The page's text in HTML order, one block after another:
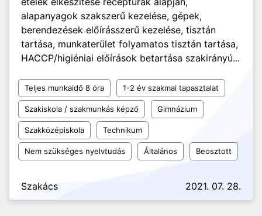
alapanyagok szakszerű kezelése, gépek,
berendezések előírásszerű kezelése, tisztán
tartása, munkaterület folyamatos tisztán tartása,
HACCP/higiéniai előírások betartása szakirányú...
Teljes munkaidő 8 óra 1-2 év szakmai tapasztalat
Szakiskola / szakmunkás képző Gimnázium
Szakközépiskola Technikum
Nem szükséges nyelvtudás Általános Beosztott
Szakács 2021. 07. 28.